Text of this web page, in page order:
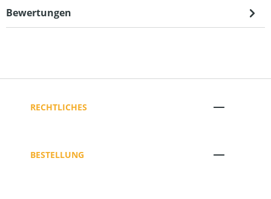
Bewertungen
RECHTLICHES
BESTELLUNG